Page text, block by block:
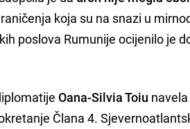
koja su na snazi u
poslova Rumunije ocijenilo je
Oana-Silvia Toiu
Člana 4.